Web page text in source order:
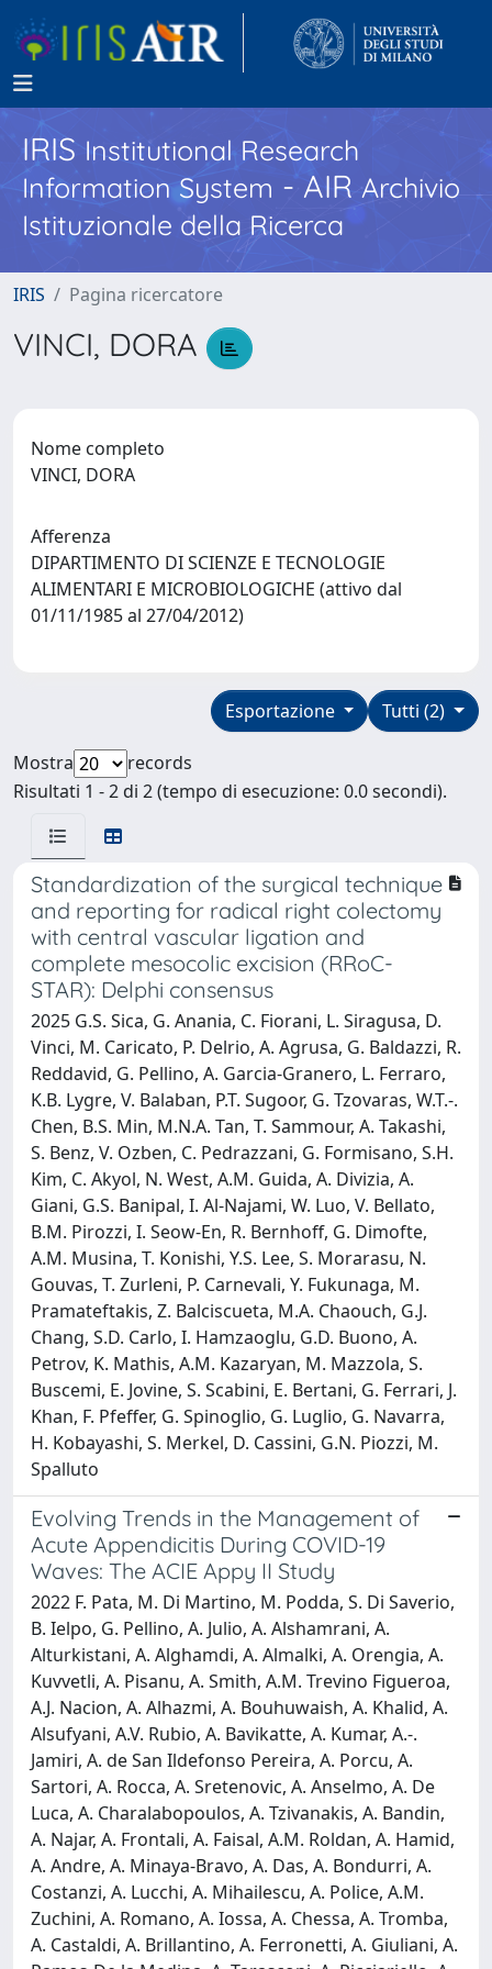
IRISInstitutional Research
Information System - AIR Archivio
Istituzionale della Ricerca
IRIS Pagina ricercatore
VINCI, DORA
Nome completo
VINCI, DORA
Afferenza
DIPARTIMENTO DI SCIENZE E TECNOLOGIE
ALIMENTARI E MICROBIOLOGICHE (attivo dal
01/11/1985 al 27/04/2012)
Tutti (2)
Esportazione
Mostra
records
Risultati 1 - 2 di 2 (tempo di esecuzione: 0.0 secondi).
Standardization of the surgical technique
and reporting for radical right colectomy
with central vascular ligation and
complete mesocolic excision (RRoC-
STAR): Delphi consensus
2025 G.S. Sica, G. Anania, C. Fiorani, L. Siragusa, D.
Vinci, M. Caricato, P. Delrio, A. Agrusa, G. Baldazzi, R.
Reddavid, G. Pellino, A. Garcia-Granero, L. Ferraro,
K.B. Lygre, V. Balaban, P.T. Sugoor, G. Tzovaras, W.T.-.
Chen, B.S. Min, M.N.A. Tan, T. Sammour, A. Takashi,
S. Benz, V. Ozben, C. Pedrazzani, G. Formisano, S.H.
Kim, C. Akyol, N. West, A.M. Guida, A. Divizia, A.
Giani, G.S. Banipal, I. Al-Najami, W. Luo, V. Bellato,
B.M. Pirozzi, I. Seow-En, R. Bernhoff, G. Dimofte,
A.M. Musina, T. Konishi, Y.S. Lee, S. Morarasu, N.
Gouvas, T. Zurleni, P. Carnevali, Y. Fukunaga, M.
Pramateftakis, Z. Balciscueta, M.A. Chaouch, G.J.
Chang, S.D. Carlo, I. Hamzaoglu, G.D. Buono, A.
Petrov, K. Mathis, A.M. Kazaryan, M. Mazzola, S.
Buscemi, E. Jovine, S. Scabini, E. Bertani, G. Ferrari, J.
Khan, F. Pfeffer, G. Spinoglio, G. Luglio, G. Navarra,
H. Kobayashi, S. Merkel, D. Cassini, G.N. Piozzi, M.
Spalluto
Evolving Trends in the Management of
Acute Appendicitis During COVID-19
Waves: The ACIE Appy II Study
2022 F. Pata, M. Di Martino, M. Podda, S. Di Saverio,
B. Ielpo, G. Pellino, A. Julio, A. Alshamrani, A.
Alturkistani, A. Alghamdi, A. Almalki, A. Orengia, A.
Kuvvetli, A. Pisanu, A. Smith, A.M. Trevino Figueroa,
A.J. Nacion, A. Alhazmi, A. Bouhuwaish, A. Khalid, A.
Alsufyani, A.V. Rubio, A. Bavikatte, A. Kumar, A.-.
Jamiri, A. de San Ildefonso Pereira, A. Porcu, A.
Sartori, A. Rocca, A. Sretenovic, A. Anselmo, A. De
Luca, A. Charalabopoulos, A. Tzivanakis, A. Bandin,
A. Najar, A. Frontali, A. Faisal, A.M. Roldan, A. Hamid,
A. Andre, A. Minaya-Bravo, A. Das, A. Bondurri, A.
Costanzi, A. Lucchi, A. Mihailescu, A. Police, A.M.
Zuchini, A. Romano, A. Iossa, A. Chessa, A. Tromba,
A. Castaldi, A. Brillantino, A. Ferronetti, A. Giuliani, A.